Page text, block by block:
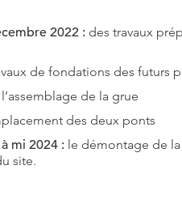
2022 : des travaux
de fondations des futurs
l’assemblage de la grue
des deux ponts
mi 2024 : le démontage de
site.